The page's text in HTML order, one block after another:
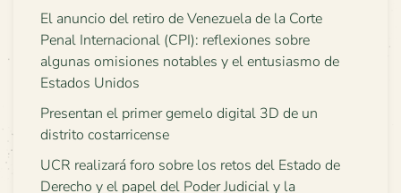
El anuncio del retiro de Venezuela de la Corte
Penal Internacional (CPI): reflexiones sobre
algunas omisiones notables y el entusiasmo de
Estados Unidos
Presentan el primer gemelo digital 3D de un
distrito costarricense
UCR realizará foro sobre los retos del Estado de
Derecho y el papel del Poder Judicial y la